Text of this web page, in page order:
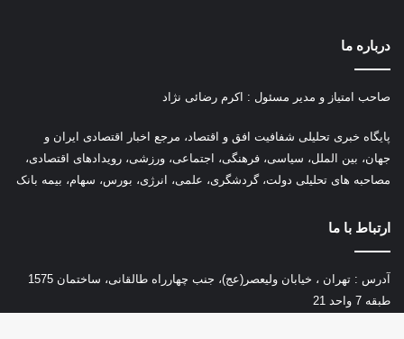
درباره ما
صاحب امتیاز و مدیر مسئول : اکرم رضائی نژاد
پایگاه خبری تحلیلی شفافیت افق و اقتصاد، مرجع اخبار اقتصادی ایران و
جهان، بین الملل، سیاسی، فرهنگی، اجتماعی، ورزشی، رویدادهای اقتصادی،
مصاحبه های تحلیلی دولت، گردشگری، علمی، انرژی، بورس، سهام، بیمه بانک
ارتباط با ما
آدرس : تهران ، خیابان ولیعصر(عج)، جنب چهارراه طالقانی، ساختمان 1575
طبقه 7 واحد 21